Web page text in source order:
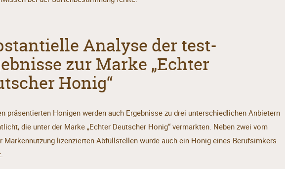
Analyse der test-
zur Marke „Echter
Honig“
präsentierten Honigen werden auch Ergebnisse zu drei unterschiedlichen Anbietern
die unter der Marke „Echter Deutscher Honig“ vermarkten. Neben zwei vom
Markennutzung lizenzierten Abfüllstellen wurde auch ein Honig eines Berufsimkers